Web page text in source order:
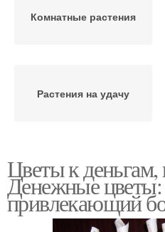
Комнатные растения
Растения на удачу
Цветы к деньгам,
Денежные цветы:
привлекающий